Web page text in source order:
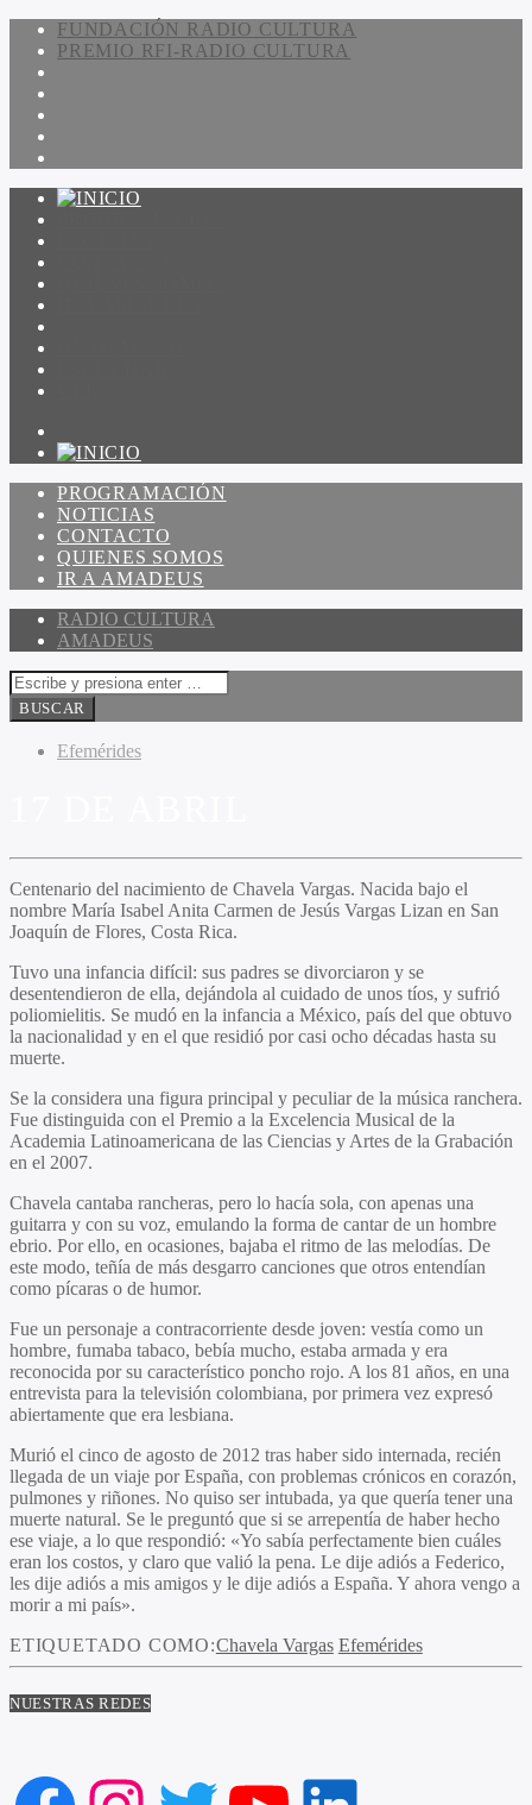
FUNDACIÓN RADIO CULTURA
PREMIO RFI-RADIO CULTURA
PROGRAMACIÓN
NOTICIAS
CONTACTO
QUIENES SOMOS
IR A AMADEUS
RADIO CULTURA
AMADEUS
Efemérides
Centenario del nacimiento de Chavela Vargas. Nacida bajo el
nombre María Isabel Anita Carmen de Jesús Vargas Lizan en San
Joaquín de Flores, Costa Rica.
Tuvo una infancia difícil: sus padres se divorciaron y se
desentendieron de ella, dejándola al cuidado de unos tíos, y sufrió
poliomielitis. Se mudó en la infancia a México, país del que obtuvo
la nacionalidad y en el que residió por casi ocho décadas hasta su
muerte.
Se la considera una figura principal y peculiar de la música ranchera.
Fue distinguida con el Premio a la Excelencia Musical de la
Academia Latinoamericana de las Ciencias y Artes de la Grabación
en el 2007.
Chavela cantaba rancheras, pero lo hacía sola, con apenas una
guitarra y con su voz, emulando la forma de cantar de un hombre
ebrio. Por ello, en ocasiones, bajaba el ritmo de las melodías. De
este modo, teñía de más desgarro canciones que otros entendían
como pícaras o de humor.
Fue un personaje a contracorriente desde joven: vestía como un
hombre, fumaba tabaco, bebía mucho, estaba armada y era
reconocida por su característico poncho rojo. A los 81 años, en una
entrevista para la televisión colombiana, por primera vez expresó
abiertamente que era lesbiana.
Murió el cinco de agosto de 2012 tras haber sido internada, recién
llegada de un viaje por España, con problemas crónicos en corazón,
pulmones y riñones. No quiso ser intubada, ya que quería tener una
muerte natural. Se le preguntó que si se arrepentía de haber hecho
ese viaje, a lo que respondió: «Yo sabía perfectamente bien cuáles
eran los costos, y claro que valió la pena. Le dije adiós a Federico,
les dije adiós a mis amigos y le dije adiós a España. Y ahora vengo a
morir a mi país».
ETIQUETADO COMO:Chavela Vargas Efemérides
NUESTRAS REDES